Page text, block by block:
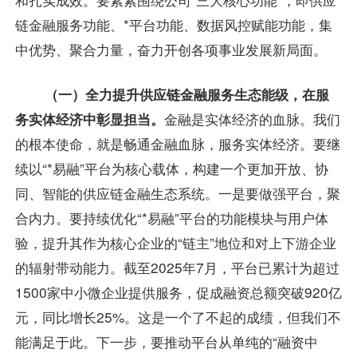
链金融服务功能、*平台功能、数据风控赋能功能，集
中优势、聚合力量，奋力开创各项事业发展新局面。
（一）全力提升供应链金融服务生态能级，在服
务实体经济中彰显担当。 金融是实体经济的血脉。我们
的根本使命，就是畅通金融血脉，服务实体经济。要继
续以“*易融”平台为核心载体，构建一个更加开放、协
同、智能的供应链金融生态系统。一是要做强平台，聚
合内力。要持续优化“*易融”平台的功能模块与用户体
验，提升其作为核心企业的“链主”地位和对上下游企业
的辐射带动能力。截至2025年7月，平台已累计为超过
1500家中小微企业提供服务，促成融资总额突破920亿
元，同比增长25%。这是一个了不起的成绩，但我们不
能满足于此。下一步，要推动平台从单纯的“融资中